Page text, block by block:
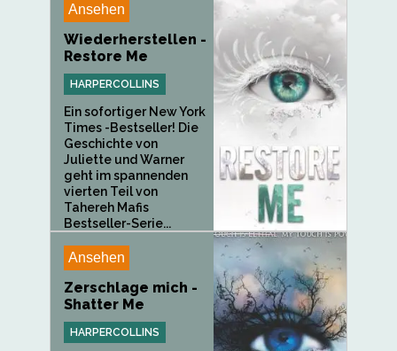
Ansehen
Wiederherstellen -
Restore Me
HARPERCOLLINS
Ein sofortiger New York
Times -Bestseller! Die
Geschichte von
Juliette und Warner
geht im spannenden
vierten Teil von
Tahereh Mafis
Bestseller-Serie...
Ansehen
Zerschlage mich -
Shatter Me
HARPERCOLLINS